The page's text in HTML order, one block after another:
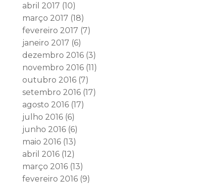
abril 2017 (10)
março 2017 (18)
fevereiro 2017 (7)
janeiro 2017 (6)
dezembro 2016(3)
novembro 2016(11)
outubro 2016(7)
setembro 2016(17)
agosto 2016(17)
julho 2016(6)
junho 2016(6)
maio 2016(13)
abril 2016(12)
março 2016(13)
fevereiro 2016(9)